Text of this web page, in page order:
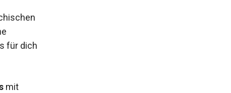
für dich
mit